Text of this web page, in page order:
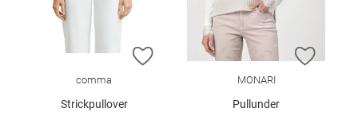
ZUR WUNSCHLISTE HINZUFÜGEN
comma
Strickpullover
ZUR
MONARI
Pullunder